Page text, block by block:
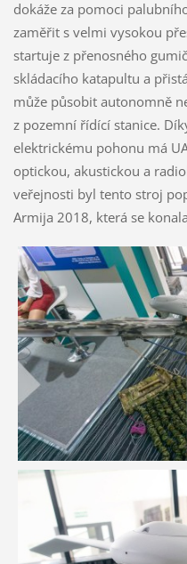
dokáže za pomoci
zaměřit s velmi vysokou
startuje z přenosného
skládacího katapultu a
může působit autonomně
z pozemní řídící stanice.
elektrickému pohonu má
optickou, akustickou a
veřejnosti byl tento stroj
Armija 2018, která se